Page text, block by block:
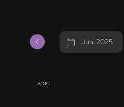
Juni 2025
2000